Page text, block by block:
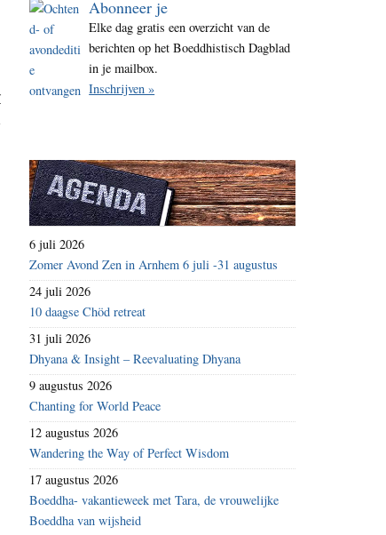
i
t
over
gaan
Abonneer je
Elke dag gratis een overzicht van de
berichten op het Boeddhistisch Dagblad
in je mailbox.
Inschrijven »
6 juli 2026
Zomer Avond Zen in Arnhem 6 juli -31 augustus
24 juli 2026
10 daagse Chöd retreat
31 juli 2026
Dhyana & Insight – Reevaluating Dhyana
9 augustus 2026
Chanting for World Peace
12 augustus 2026
Wandering the Way of Perfect Wisdom
17 augustus 2026
Boeddha- vakantieweek met Tara, de vrouwelijke
Boeddha van wijsheid